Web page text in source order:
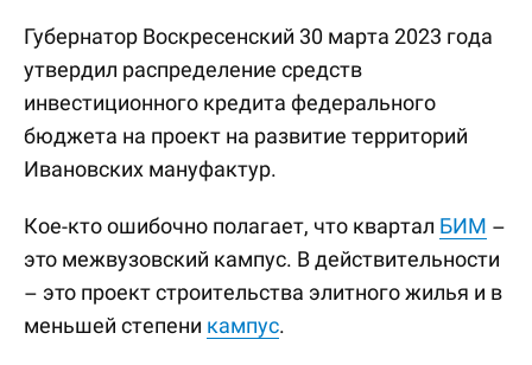
Губернатор Воскресенский 30 марта 2023 года
утвердил распределение средств
инвестиционного кредита федерального
бюджета на проект на развитие территорий
Ивановских мануфактур.
Кое-кто ошибочно полагает, что квартал БИМ –
это межвузовский кампус. В действительности
– это проект строительства элитного жилья и в
меньшей степени кампус.